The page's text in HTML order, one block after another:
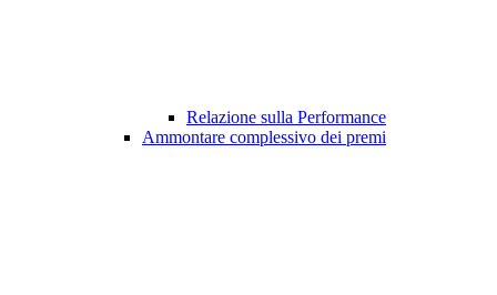
Relazione sulla Performance
Ammontare complessivo dei premi